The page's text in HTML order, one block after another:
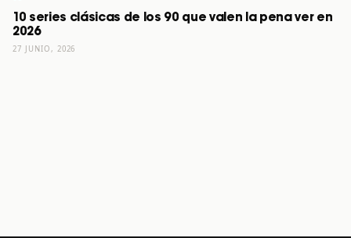
10 series clásicas de los 90 que valen la pena ver en
2026
27 JUNIO, 2026